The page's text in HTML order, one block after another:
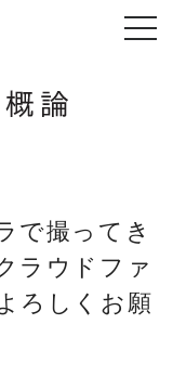
で撮ってき
ラウドファ
ろしくお願